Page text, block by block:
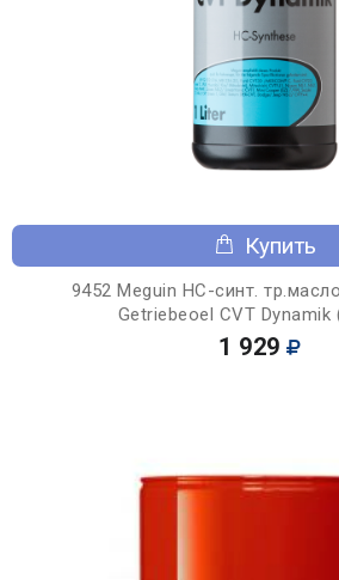
Купить
9452 Meguin НС-синт.
Getriebeoel CVT Dynamik
1 929